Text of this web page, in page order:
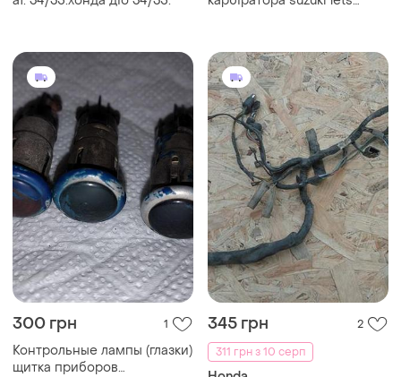
300 грн 1
Контрольные лампы (глазки)
щитка приборов
345 грн
2
311 грн з 10 серп